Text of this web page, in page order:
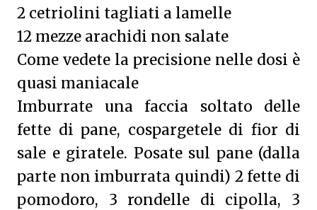
2 cetriolini tagliati a lamelle
12 mezze arachidi non salate
Come vedete la precisione nelle dosi è
quasi maniacale
Imburrate una faccia soltato delle
fette di pane, cospargetele di fior di
sale e giratele. Posate sul pane (dalla
parte non imburrata quindi) 2 fette di
pomodoro, 3 rondelle di cipolla, 3